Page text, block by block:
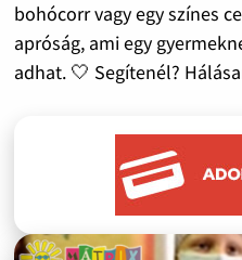
bohócorr vagy egy színes
apróság, ami egy
adhat. 🤍 Segítenél?